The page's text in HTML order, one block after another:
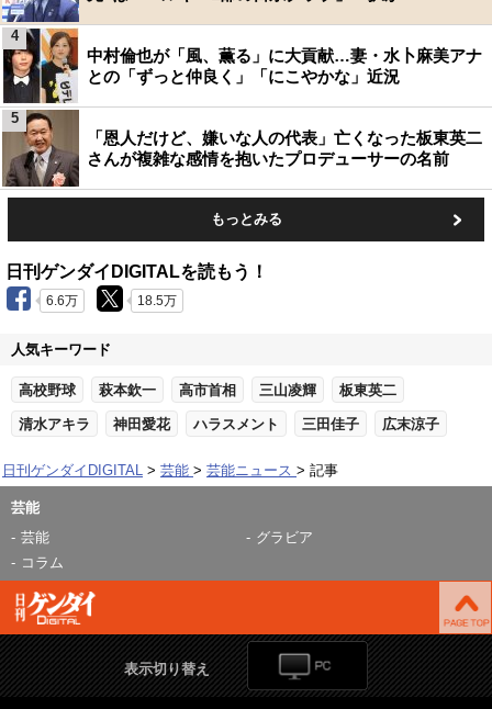
中村倫也が「風、薫る」に大貢献…妻・水卜麻美アナ
との「ずっと仲良く」「にこやかな」近況
4
「恩人だけど、嫌いな人の代表」亡くなった板東英二
さんが複雑な感情を抱いたプロデューサーの名前
5
もっとみる
日刊ゲンダイDIGITALを読もう！
6.6万 18.5万
人気キーワード
高校野球 萩本欽一 高市首相 三山凌輝 板東英二
清水アキラ 神田愛花 ハラスメント 三田佳子 広末涼子
日刊ゲンダイDIGITAL 芸能 芸能ニュース 記事
芸能
芸能
グラビア
コラム
表示切り替え